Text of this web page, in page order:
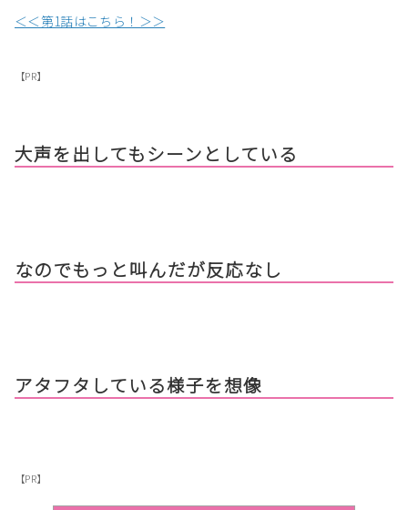
＜＜第1話はこちら！＞＞
【PR】
大声を出してもシーンとしている
なのでもっと叫んだが反応なし
アタフタしている様子を想像
【PR】